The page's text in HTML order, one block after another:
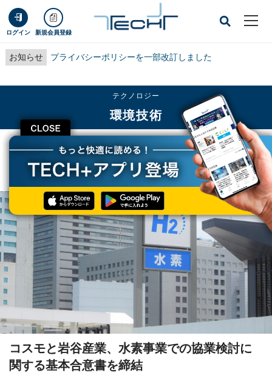
ログイン 新規会員登録
お知らせ プライバシーポリシーを一部改訂しました
CLOSE
テクノロジー
環境技術
TECH+ テクノロジー
環境技術
コスモと岩谷産業、水素事業での協業検討に関する基本合意書を締結
コスモと岩谷産業、水素事業での協業検討に
関する基本合意書を締結